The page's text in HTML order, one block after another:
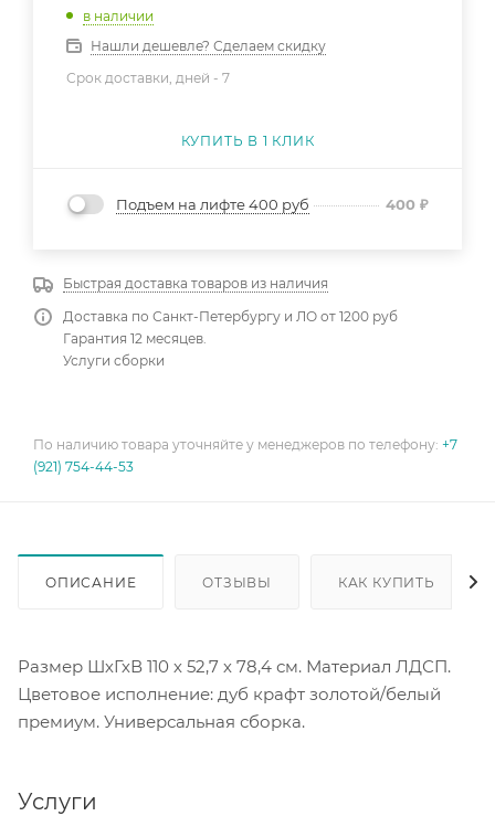
в наличии
Нашли дешевле? Сделаем скидку
Срок доставки, дней - 7
КУПИТЬ В 1 КЛИК
Подъем на лифте 400 руб 400 ₽
Быстрая доставка товаров из наличия
Доставка по Санкт-Петербургу и ЛО от 1200 руб
Гарантия 12 месяцев.
Услуги сборки
По наличию товара уточняйте у менеджеров по телефону: +7
(921) 754-44-53
ОПИСАНИЕ ОТЗЫВЫ КАК КУПИТЬ
Размер ШхГхВ 110 х 52,7 х 78,4 см. Материал ЛДСП.
Цветовое исполнение: дуб крафт золотой/белый
премиум. Универсальная сборка.
Услуги